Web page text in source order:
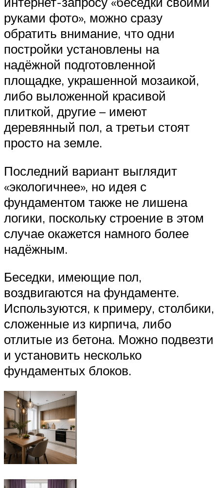
руками фото», можно сразу
обратить внимание, что одни
постройки установлены на
надёжной подготовленной
площадке, украшенной мозаикой,
либо выложенной красивой
плиткой, другие – имеют
деревянный пол, а третьи стоят
просто на земле.
Последний вариант выглядит
«экологичнее», но идея с
фундаментом также не лишена
логики, поскольку строение в этом
случае окажется намного более
надёжным.
Беседки, имеющие пол,
воздвигаются на фундаменте.
Используются, к примеру, столбики,
сложенные из кирпича, либо
отлитые из бетона. Можно подвезти
и установить несколько
фундаментых блоков.